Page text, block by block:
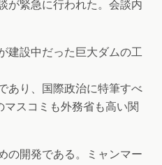
が緊急に行われた。会談内
建設中だった巨大ダムの工
あり、国際政治に特筆すべ
マスコミも外務省も高い関
の開発である。ミャンマー